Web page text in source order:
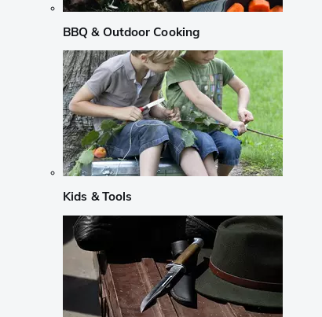
BBQ & Outdoor Cooking
Kids & Tools